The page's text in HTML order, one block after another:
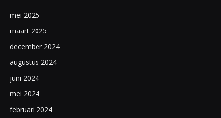
mei 2025
maart 2025
december 2024
augustus 2024
juni 2024
mei 2024
februari 2024